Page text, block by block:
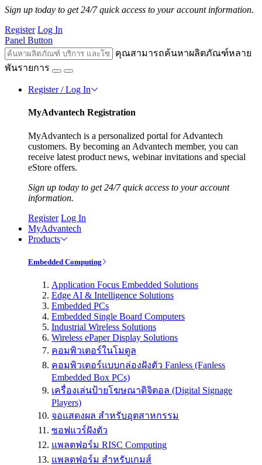
Sign up today to get 24/7 quick access to your account information.
Register Log In
Panel Button
คุณสามารถค้นหาผลิตภัณฑ์หลาย
พันรายการ
Register / Log In
MyAdvantech Registration
MyAdvantech is a personalized portal for Advantech
customers. By becoming an Advantech member, you can
receive latest product news, webinar invitations and special
eStore offers.
Sign up today to get 24/7 quick access to your account
information.
Register Log In
MyAdvantech
Products
Embedded Computing
Application Focus Embedded Solutions
Edge AI & Intelligence Solutions
Embedded PCs
Embedded Single Board Computers
Industrial Wireless Solutions
Wireless ePaper Display Solutions
คอมพิวเตอร์ในโมดูล
คอมพิวเตอร์แบบกล่องฝังตัว Fanless (Fanless
Embedded Box PCs)
เครื่องเล่นป้ายโฆษณาดิจิตอล (Digital Signage
Players)
จอแสดงผล สำหรับอุตสาหกรรม
ซอฟแวร์ฝังตัว
แพลตฟอร์ม RISC Computing
แพลตฟอร์ม สำหรับเกมส์